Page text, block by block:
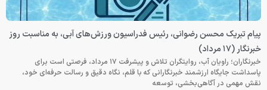
پیام تبریک محسن رضوانی، رئیس فدراسیون ورزش‌های آبی، به مناسبت روز
خبرنگار (۱۷ مرداد)
خبرنگاران؛ راویان آب، روایتگران تلاش و پیشرفت ۱۷ مرداد، فرصتی است برای
پاسداشت جایگاه ارزشمند خبرنگارانی که با قلم، نگاه دقیق و رسالت حرفه‌ای خود،
نقش مهمی در آگاهی‌بخشی، توسعه